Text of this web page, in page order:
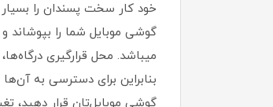
خود کار سخت پسندان را
میباشد.‏ محل قرارگیری
بنابراین برای دسترسی به